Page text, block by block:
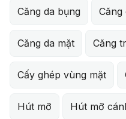
Căng da bụng Căng
Căng da mặt Căng
Cấy ghép vùng mặt
Hút mỡ Hút mỡ